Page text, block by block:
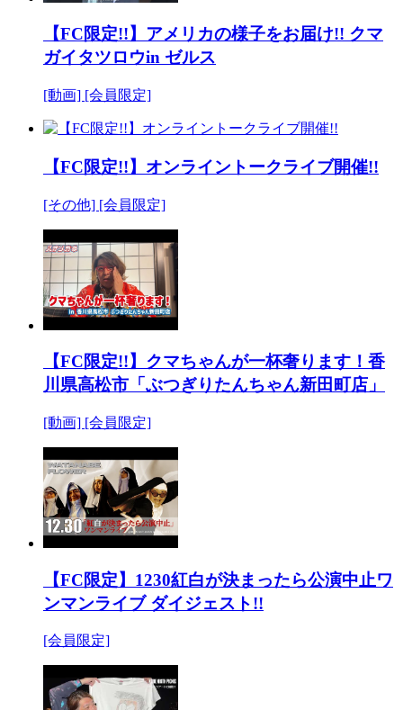
【FC限定!!】アメリカの様子をお届け!! クマ
ガイタツロウin ゼルス
[動画] [会員限定]
【FC限定!!】オンライントークライブ開催!!
[その他] [会員限定]
【FC限定!!】クマちゃんが一杯奢ります！香
川県高松市「ぶつぎりたんちゃん新田町店」
[動画] [会員限定]
【FC限定】1230紅白が決まったら公演中止ワ
ンマンライブ ダイジェスト!!
[会員限定]